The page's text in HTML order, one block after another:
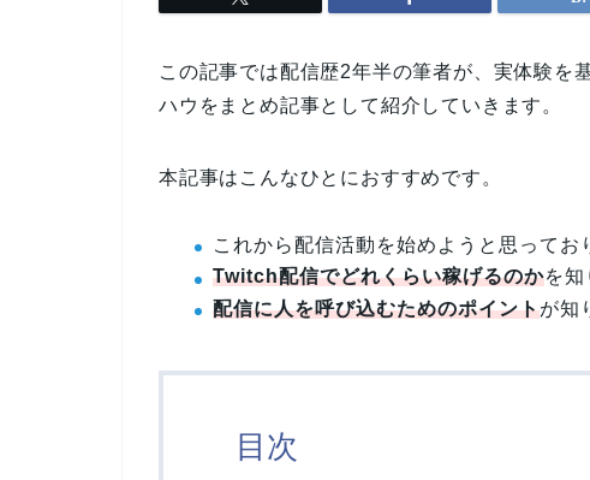
この記事では配信歴2年半の筆者が、実体験を
ハウをまとめ記事として紹介していきます。
本記事はこんなひとにおすすめです。
これから配信活動を始めようと思ってお
Twitch配信でどれくらい稼げるのかを知
配信に人を呼び込むためのポイントが知
目次